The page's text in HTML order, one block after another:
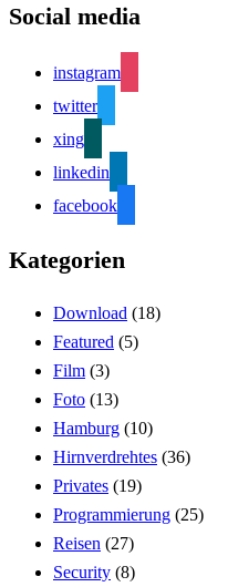
Social media
instagram
twitter
xing
linkedin
facebook
Kategorien
Download (18)
Featured (5)
Film (3)
Foto (13)
Hamburg (10)
Hirnverdrehtes (36)
Privates (19)
Programmierung (25)
Reisen (27)
Security (8)